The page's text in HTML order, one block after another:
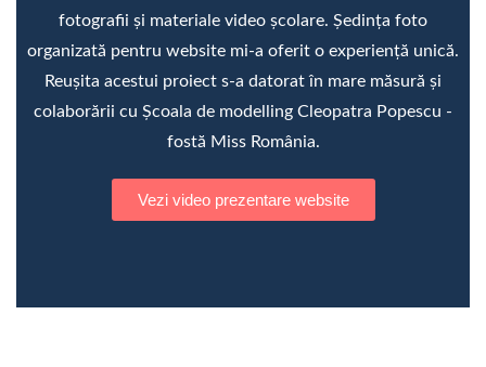
fotografii și materiale video școlare. Ședința foto
organizată pentru website mi-a oferit o experiență unică.
Reușita acestui proiect s-a datorat în mare măsură și
colaborării cu Școala de modelling Cleopatra Popescu -
fostă Miss România.
Vezi video prezentare website